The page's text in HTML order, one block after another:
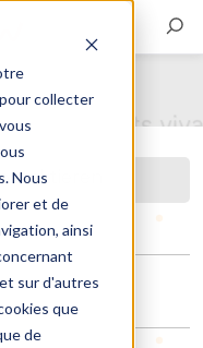
collecter
Nous
et de
ainsi
sur d'autres
que
de